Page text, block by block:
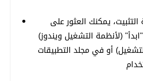
يمكنك العثور على
(لأنظمة التشغيل ويندوز)
أو في مجلد التطبيقات (لأنظمة التشغيل macOS).